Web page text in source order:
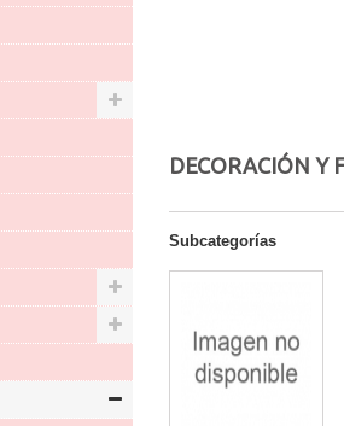
DECORACIÓN Y
Subcategorías